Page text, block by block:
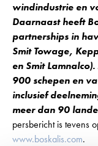
windindustrie en
Daarnaast heeft
partnerships in
Smit Towage,
en Smit
900 schepen en
inclusief
meer dan 90
persbericht is tevens
www.boskalis.com.